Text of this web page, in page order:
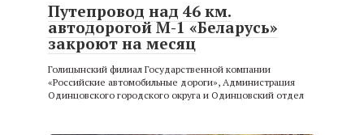
Путепровод над 46 км.
автодорогой М-1 «Беларусь»
закроют на месяц
Голицынский филиал Государственной компании
«Российские автомобильные дороги», Администрация
Одинцовского городского округа и Одинцовский отдел